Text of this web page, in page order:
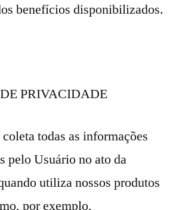
benefícios disponibilizados.
PRIVACIDADE
todas as informações
pelo Usuário no ato da
utiliza nossos produtos
por exemplo,